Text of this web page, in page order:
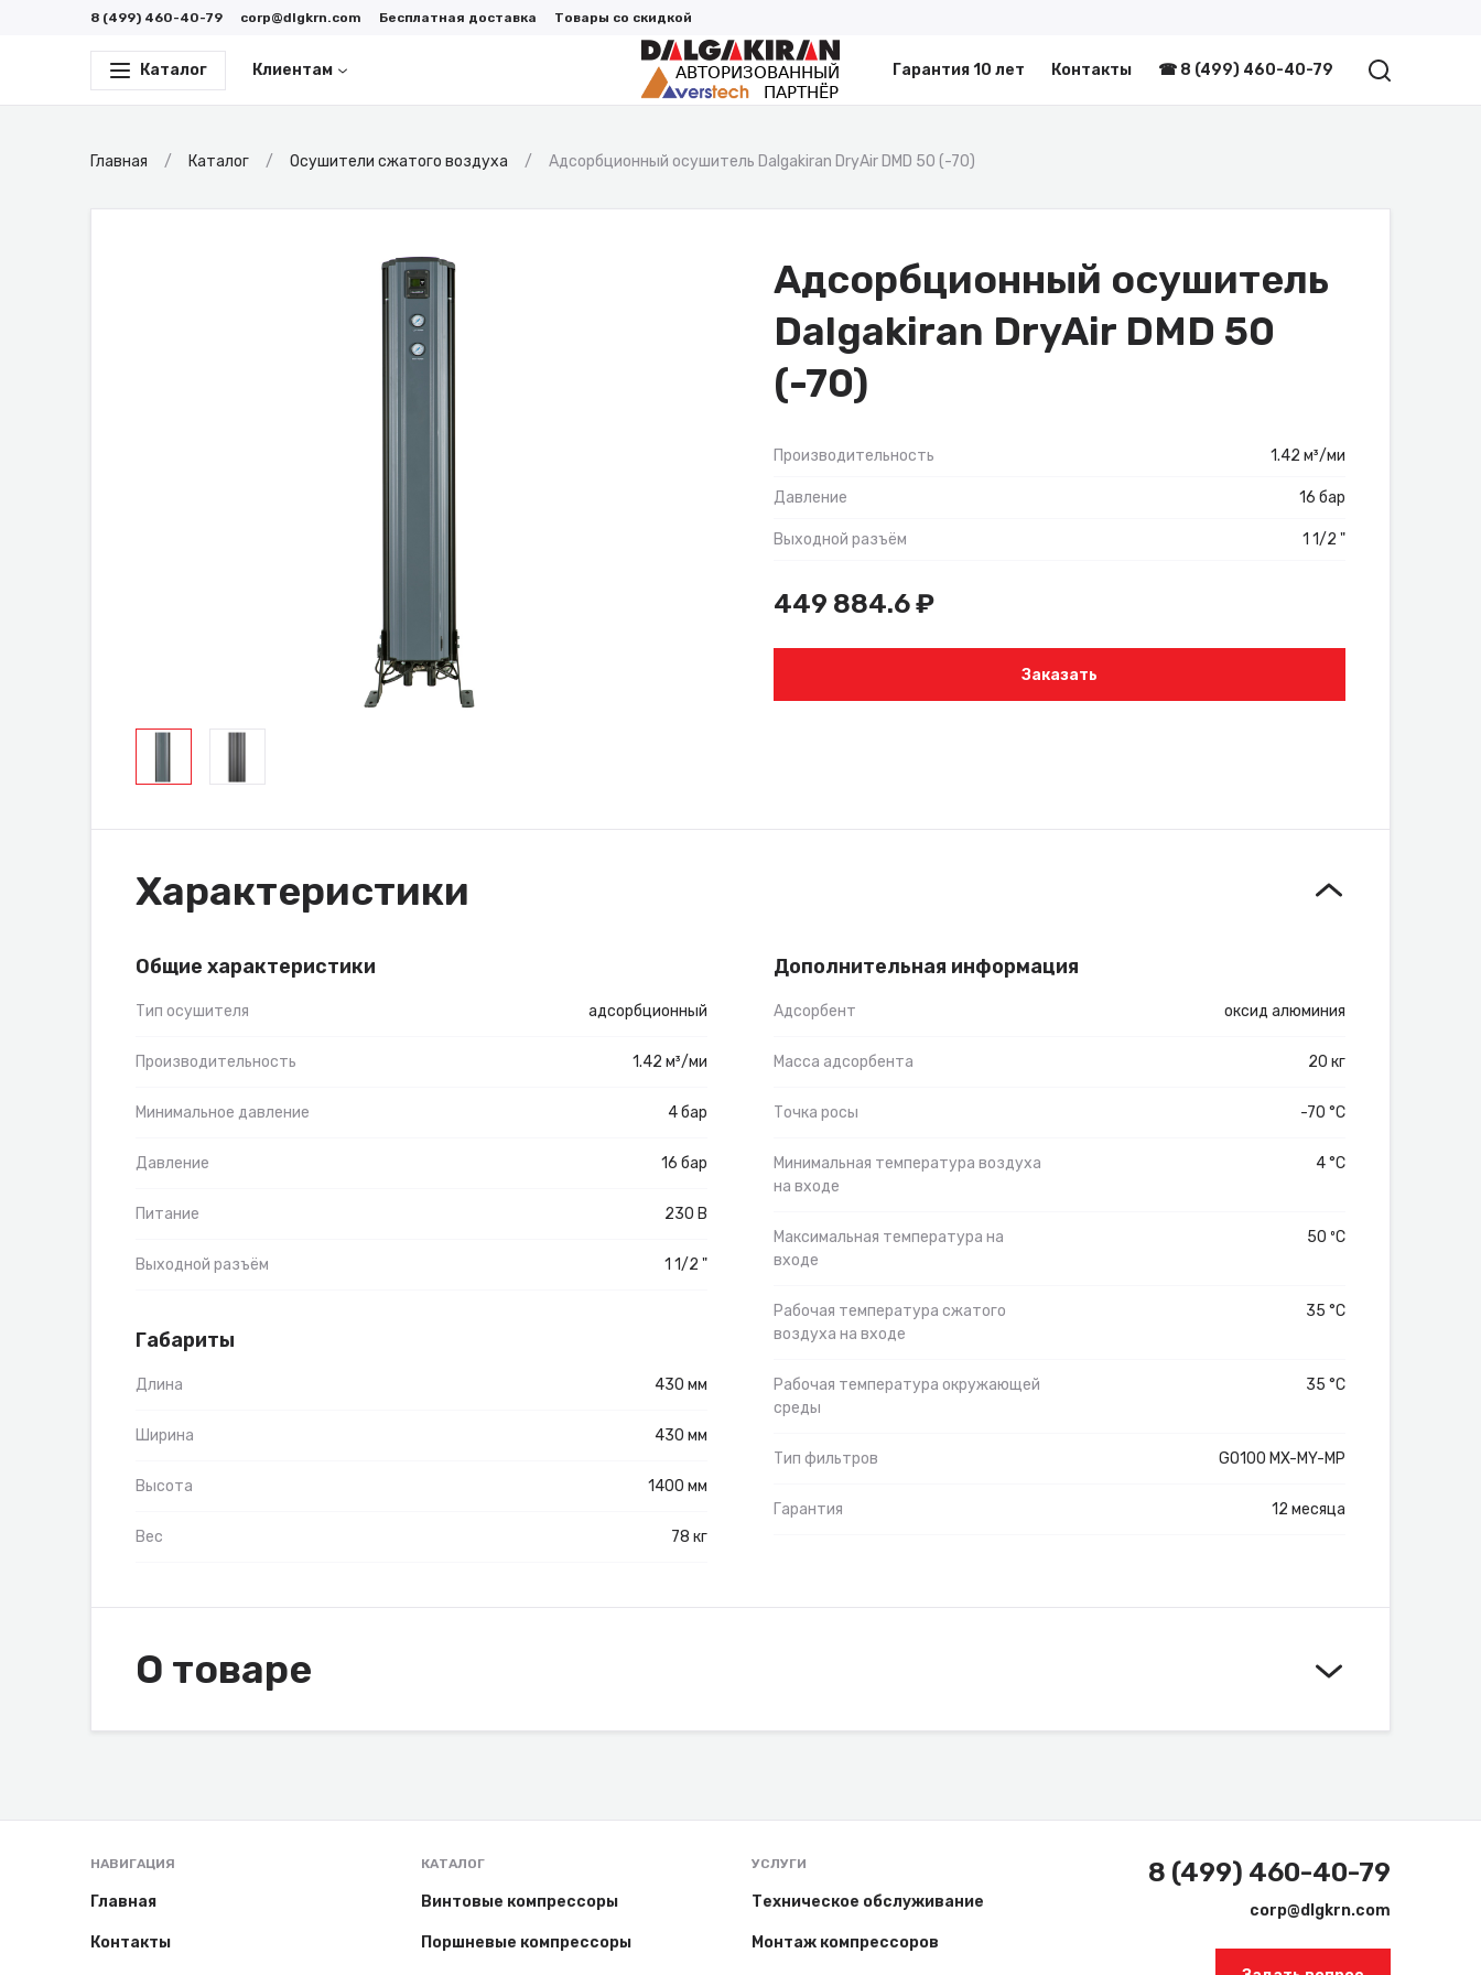
8 (499) 460-40-79 corp@dlgkrn.com Бесплатная доставка Товары со скидкой
Каталог Клиентам Гарантия 10 лет Контакты ☎ 8 (499) 460-40-79
Главная Каталог Осушители сжатого воздуха Адсорбционный осушитель Dalgakiran DryAir DMD 50 (-70)
Адсорбционный осушитель
Dalgakiran DryAir DMD 50
(-70)
Производительность 1.42 м³/ми
Давление 16 бар
Выходной разъём 1 1/2 "
449 884.6₽
Заказать
Характеристики
Общие характеристики
Тип осушителя адсорбционный
Производительность 1.42 м³/ми
Минимальное давление 4 бар
Давление 16 бар
Питание 230 В
Выходной разъём 1 1/2 "
Дополнительная информация
Адсорбент оксид алюминия
Масса адсорбента 20 кг
Точка росы -70 °C
Минимальная температура воздуха
на входе
4 °C
Максимальная температура на
входе
50 ºС
Рабочая температура сжатого
воздуха на входе
35 °C
Рабочая температура окружающей
среды
35 °C
Тип фильтров GO100 MX-MY-MP
Гарантия 12 месяца
Габариты
Длина 430 мм
Ширина 430 мм
Высота 1400 мм
Вес 78 кг
О товаре
НАВИГАЦИЯ
Главная
Контакты
КАТАЛОГ
Винтовые компрессоры
Поршневые компрессоры
УСЛУГИ
Техническое обслуживание
Монтаж компрессоров
8 (499) 460-40-79
corp@dlgkrn.com